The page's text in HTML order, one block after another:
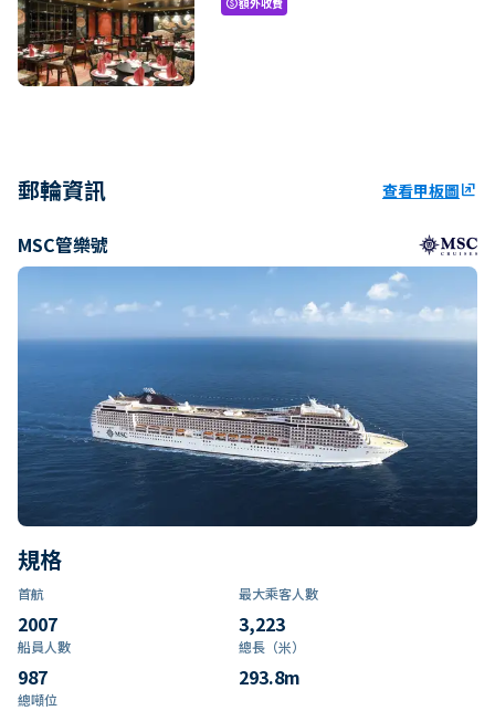
paid
郵輪資訊 查看甲板圖ungroup
MSC管樂號
規格
首航
2007
最大乘客人數
3,223
船員人數
987
總長（米）
293.8m
總噸位